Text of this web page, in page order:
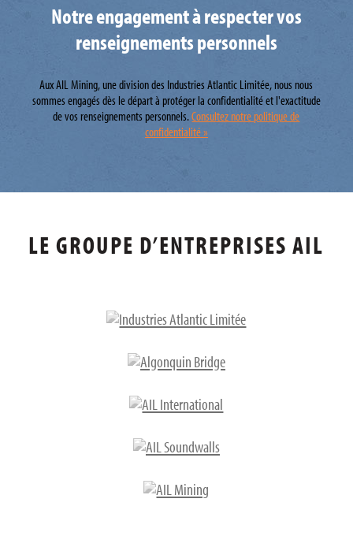
Notre engagement à respecter vos
renseignements personnels
Aux AIL Mining, une division des Industries Atlantic Limitée, nous nous
sommes engagés dès le départ à protéger la confidentialité et l'exactitude
de vos renseignements personnels.Consultez notre politique de
confidentialité »
LE GROUPE D’ENTREPRISES AIL